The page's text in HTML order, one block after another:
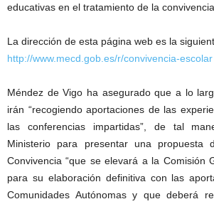
educativas en el tratamiento de la
La dirección de esta página web es la
http://www.mecd.gob.es/r/convivencia-escolar
Méndez de Vigo ha asegurado que a lo
irán “recogiendo aportaciones de las
las conferencias impartidas”, de tal
Ministerio para presentar una propuesta
Convivencia “que se elevará a la Comisión
para su elaboración definitiva con las
Comunidades Autónomas y que deberá